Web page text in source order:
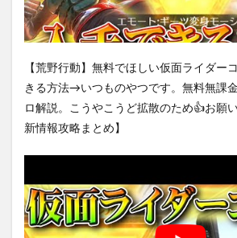
【荒野行動】無料でほしい仮面ライダー
きる方法→いつものやつです。無料無課
ロ解説。こうやこうど拡散のため👍お願
新情報攻略まとめ】